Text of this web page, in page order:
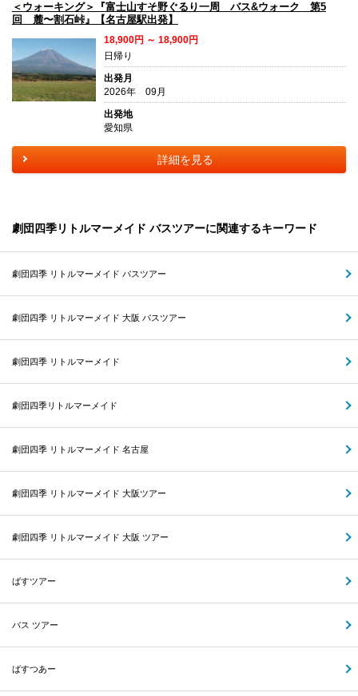
＜ウォーキング＞『富士山すそ野ぐるり一周 バス&ウォーク 第5
回 麓〜割石峠』【名古屋駅出発】
18,900円 ～ 18,900円
日帰り
出発月
2026年 09月
出発地
愛知県
詳細を見る
劇団四季リトルマーメイド バスツアーに関連するキーワード
劇団四季 リトルマーメイド バスツアー
劇団四季 リトルマーメイド 大阪 バスツアー
劇団四季 リトルマーメイド
劇団四季リトルマーメイド
劇団四季 リトルマーメイド 名古屋
劇団四季 リトルマーメイド 大阪ツアー
劇団四季 リトルマーメイド 大阪 ツアー
ばすツアー
バス ツアー
ばすつあー